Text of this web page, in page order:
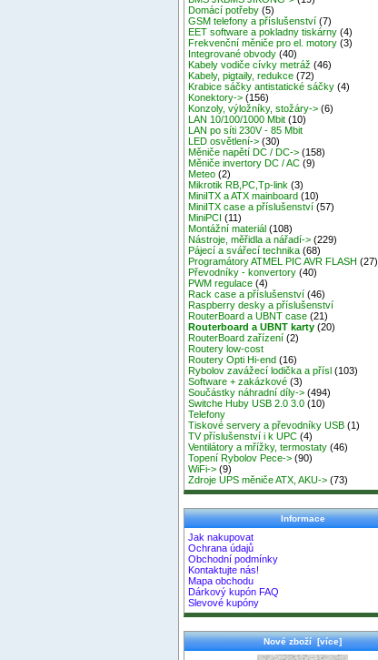
Domácí potřeby (5)
GSM telefony a příslušenství (7)
EET software a pokladny tiskárny (4)
Frekvenční měniče pro el. motory (3)
Integrované obvody (40)
Kabely vodiče cívky metráž (46)
Kabely, pigtaily, redukce (72)
Krabice sáčky antistatické sáčky (4)
Konektory-> (156)
Konzoly, výložníky, stožáry-> (6)
LAN 10/100/1000 Mbit (10)
LAN po síti 230V - 85 Mbit
LED osvětlení-> (30)
Měniče napětí DC / DC-> (158)
Měniče invertory DC / AC (9)
Meteo (2)
Mikrotik RB,PC,Tp-link (3)
MiniITX a ATX mainboard (10)
MiniITX case a příslušenství (57)
MiniPCI (11)
Montážní materiál (108)
Nástroje, měřidla a nářadí-> (229)
Pájecí a svářecí technika (68)
Programátory ATMEL PIC AVR FLASH (27)
Převodníky - konvertory (40)
PWM regulace (4)
Rack case a příslušenství (46)
Raspberry desky a příslušenství
RouterBoard a UBNT case (21)
Routerboard a UBNT karty (20)
RouterBoard zařízení (2)
Routery low-cost
Routery Opti Hi-end (16)
Rybolov zavážecí lodička a přísl (103)
Software + zakázkové (3)
Součástky náhradní díly-> (494)
Switche Huby USB 2.0 3.0 (10)
Telefony
Tiskové servery a převodníky USB (1)
TV příslušenství i k UPC (4)
Ventilátory a mřížky, termostaty (46)
Topení Rybolov Pece-> (90)
WiFi-> (9)
Zdroje UPS měniče ATX, AKU-> (73)
Informace
Jak nakupovat
Ochrana údajů
Obchodní podmínky
Kontaktujte nás!
Mapa obchodu
Dárkový kupón FAQ
Slevové kupóny
Nové zboží [více]